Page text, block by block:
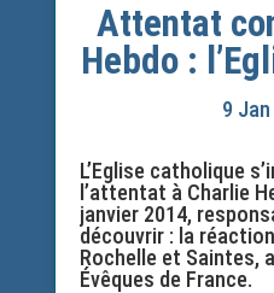
Attentat
Hebdo :
9
L’Eglise catholique
l’attentat à Charlie
janvier 2014,
découvrir : la
Rochelle et Saintes,
Évêques de France.